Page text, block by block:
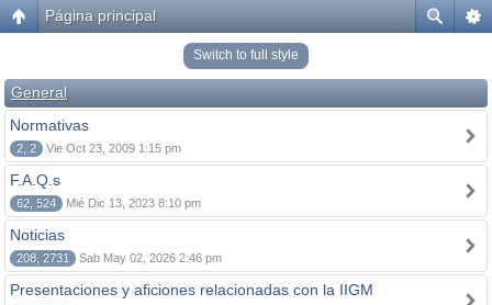
Página principal
Switch to full style
General
Normativas
2, 2 Vie Oct 23, 2009 1:15 pm
F.A.Q.s
62, 524 Mié Dic 13, 2023 8:10 pm
Noticias
208, 2731 Sab May 02, 2026 2:46 pm
Presentaciones y aficiones relacionadas con la IIGM